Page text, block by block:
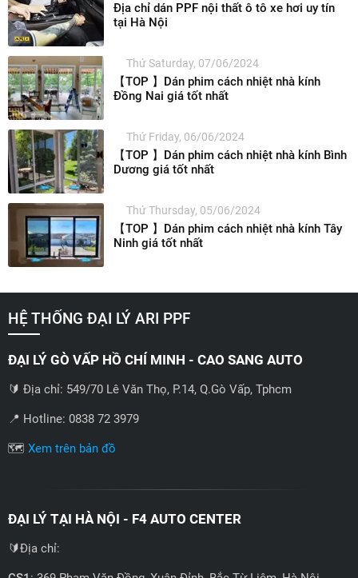
Địa chỉ dán PPF nội thất ô tô xe hơi uy tín
tại Hà Nội
Thứ Saturday, 07/06/2024
【TOP 】Dán phim cách nhiệt nhà kính
Đồng Nai giá tốt nhất
Thứ Friday, 06/06/2024
【TOP 】Dán phim cách nhiệt nhà kính Bình
Dương giá tốt nhất
Thứ Thursday, 05/06/2024
【TOP 】Dán phim cách nhiệt nhà kính Tây
Ninh giá tốt nhất
HỆ THỐNG ĐẠI LÝ ARI PPF
ĐẠI LÝ GÒ VẤP HỒ CHÍ MINH - CAO SANG AUTO
🔰 Địa chỉ: 549/70 Lê Văn Thọ, P.14, Q.Gò Vấp, Tphcm
📍 Hotline: 0838 72 3979
🗺️ Xem trên bản đồ
ĐẠI LÝ TẠI HÀ NỘI - F4 AUTO CENTER
🔰Địa chỉ: